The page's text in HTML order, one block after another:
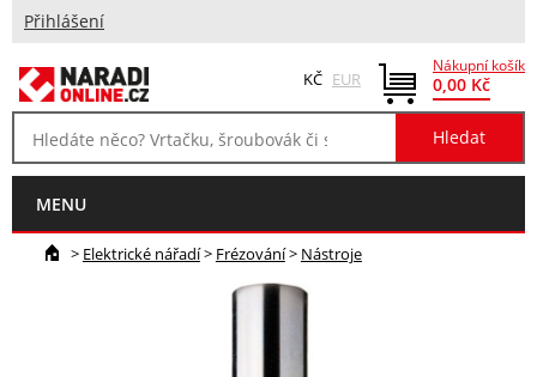
Přihlášení
Nákupní košík
0,00 Kč
KČ EUR
MENU
> Elektrické nářadí> Frézování> Nástroje